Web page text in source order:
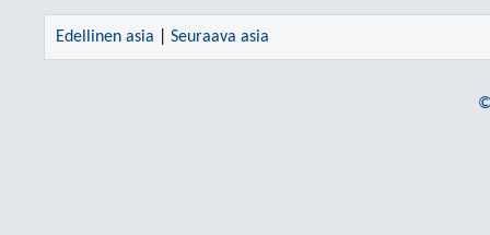
Edellinen asia Seuraava asia